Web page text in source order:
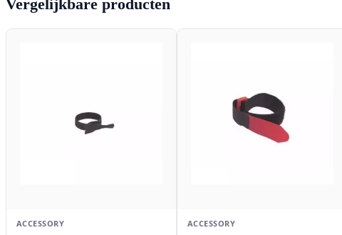
Vergelijkbare producten
ACCESSORY ACCESSORY